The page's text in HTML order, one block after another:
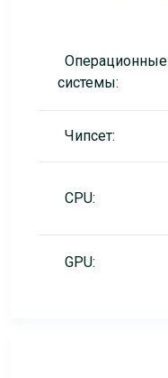
Операционные
системы:
Чипсет:
CPU:
GPU: